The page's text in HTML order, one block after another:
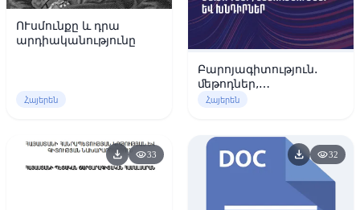
ՈՒսմունքը և դրա
արդիականությունը
Հայերեն
Բարոյագիտություն.
ﬔթոդներ,
տեսություններ և
Հայերեն
download visibility33 download visibility32